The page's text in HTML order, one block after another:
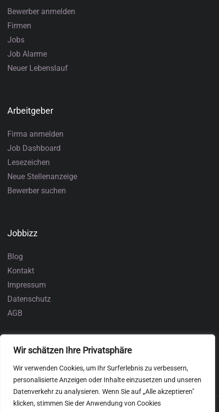
Wir schätzen Ihre Privatsphäre
Wir verwenden Cookies, um Ihr Surferlebnis zu verbessern,
personalisierte Anzeigen oder Inhalte einzusetzen und unseren
Datenverkehr zu analysieren. Wenn Sie auf „Alle akzeptieren"
klicken, stimmen Sie der Anwendung von Cookies
Bewerber anmelden
Firmen
Jobs
Job Alarme
Neuer Lebenslauf
Arbeitgeber
Firma anmelden
Job Dashboard
Lesezeichen
Neue Stellenanzeige
Bewerber suchen
Jobbizz
Blog
Kontakt
Impressum
Datenschutz
AGB